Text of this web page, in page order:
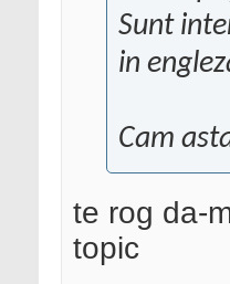
Sunt
in
Cam
te rog da-
topic